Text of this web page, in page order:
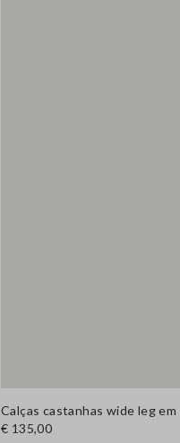
Calças castanhas wide leg
€ 135,00